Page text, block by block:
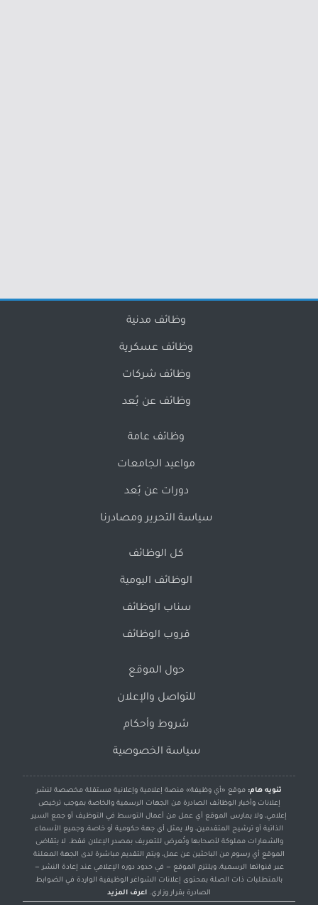
وظائف مدنية
وظائف عسكرية
وظائف شركات
وظائف عن بُعد
وظائف عامة
مواعيد الجامعات
دورات عن بُعد
سياسة التحرير ومصادرنا
كل الوظائف
الوظائف اليومية
سناب الوظائف
قروب الوظائف
حول الموقع
للتواصل والإعلان
شروط وأحكام
سياسة الخصوصية
تنويه هام: موقع «أي وظيفة» منصة إعلامية وإعلانية مستقلة مخصصة لنشر
إعلانات وأخبار الوظائف الصادرة من الجهات الرسمية والخاصة بموجب ترخيص
إعلامي، ولا يمارس الموقع أي عمل من أعمال التوسط في التوظيف أو جمع السير
الذاتية أو ترشيح المتقدمين، ولا يمثل أي جهة حكومية أو خاصة، وجميع الأسماء
والشعارات مملوكة لأصحابها وتُعرض للتعريف بمصدر الإعلان فقط. لا يتقاضى
الموقع أي رسوم من الباحثين عن عمل، ويتم التقديم مباشرة لدى الجهة المعلنة
عبر قنواتها الرسمية، ويلتزم الموقع — في حدود دوره الإعلامي عند إعادة النشر —
بالمتطلبات ذات الصلة بمحتوى إعلانات الشواغر الوظيفية الواردة في الضوابط
الصادرة بقرار وزاري. اعرف المزيد